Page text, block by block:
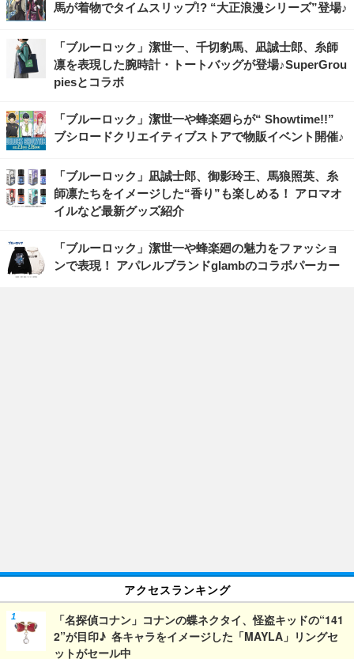
馬が着物でタイムスリップ!? “大正浪漫シリーズ”登場♪
「ブルーロック」潔世一、千切豹馬、凪誠士郎、糸師
凛を表現した腕時計・トートバッグが登場♪SuperGrou
piesとコラボ
「ブルーロック」潔世一や蜂楽廻らが“ Showtime!!”
ブシロードクリエイティブストアで物販イベント開催♪
「ブルーロック」凪誠士郎、御影玲王、馬狼照英、糸
師凛たちをイメージした“香り”も楽しめる！ アロマオ
イルなど最新グッズ紹介
「ブルーロック」潔世一や蜂楽廻の魅力をファッショ
ンで表現！ アパレルブランドglambのコラボパーカー
アクセスランキング
「名探偵コナン」コナンの蝶ネクタイ、怪盗キッドの“141
2”が目印♪ 各キャラをイメージした「MAYLA」リングセ
ットがセール中